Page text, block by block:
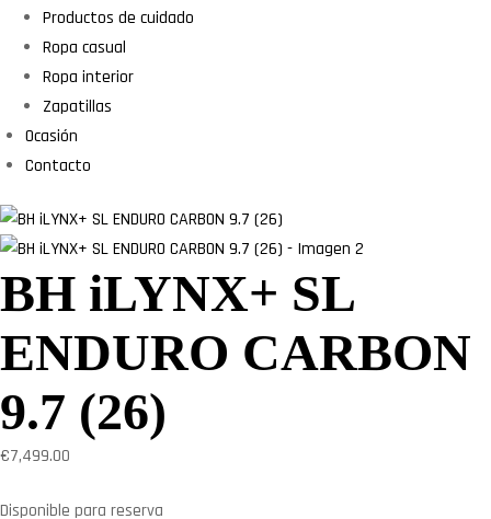
Productos de cuidado
Ropa casual
Ropa interior
Zapatillas
Ocasión
Contacto
BH iLYNX+ SL
ENDURO CARBON
9.7 (26)
€7,499.00
Disponible para reserva